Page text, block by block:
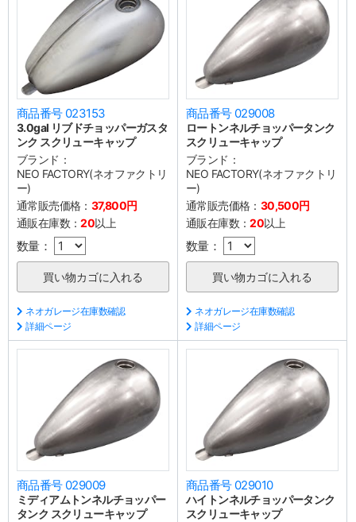
商品番号 023153
3.0gal リブドチョッパーガスタ
ンク スクリューキャップ
ブランド：
NEO FACTORY(ネオファクトリ
ー)
通常販売価格： 37,800円
通販在庫数：20以上
数量：
ネオガレージ在庫数確認
詳細ページ
商品番号 029008
ロートンネルチョッパータンク
スクリューキャップ
ブランド：
NEO FACTORY(ネオファクトリ
ー)
通常販売価格： 30,500円
通販在庫数：20以上
数量：
ネオガレージ在庫数確認
詳細ページ
商品番号 029009
ミディアムトンネルチョッパー
タンク スクリューキャップ
商品番号 029010
ハイトンネルチョッパータンク
スクリューキャップ